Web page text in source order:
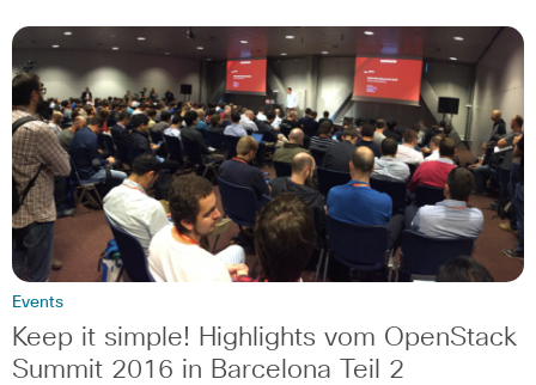
Events
Keep it simple! Highlights vom OpenStack
Summit 2016 in Barcelona Teil 2